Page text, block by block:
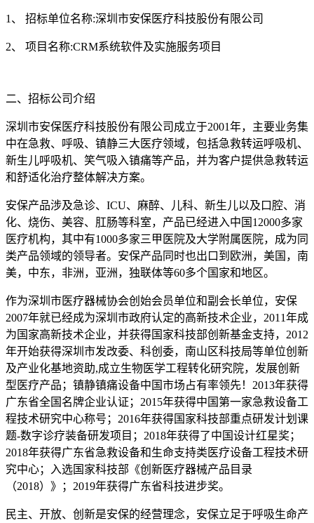
1、 招标单位名称:深圳市安保医疗科技股份有限公司
2、 项目名称:CRM系统软件及实施服务项目
二、招标公司介绍
深圳市安保医疗科技股份有限公司成立于2001年，主要业务集
中在急救、呼吸、镇静三大医疗领域，包括急救转运呼吸机、
新生儿呼吸机、笑气吸入镇痛等产品，并为客户提供急救转运
和舒适化治疗整体解决方案。
安保产品涉及急诊、ICU、麻醉、儿科、新生儿以及口腔、消
化、烧伤、美容、肛肠等科室，产品已经进入中国12000多家
医疗机构，其中有1000多家三甲医院及大学附属医院，成为同
类产品领域的领导者。安保产品同时也出口到欧洲，美国，南
美，中东，非洲，亚洲，独联体等60多个国家和地区。
作为深圳市医疗器械协会创始会员单位和副会长单位，安保
2007年就已经成为深圳市政府认定的高新技术企业，2011年成
为国家高新技术企业，并获得国家科技部创新基金支持，2012
年开始获得深圳市发改委、科创委，南山区科技局等单位创新
及产业化基地资助,成立生物医学工程转化研究院，发展创新
型医疗产品；镇静镇痛设备中国市场占有率领先！2013年获得
广东省全国名牌企业认证；2015年获得中国第一家急救设备工
程技术研究中心称号；2016年获得国家科技部重点研发计划课
题-数字诊疗装备研发项目；2018年获得了中国设计红星奖；
2018年获得广东省急救设备和生命支持类医疗设备工程技术研
究中心；入选国家科技部《创新医疗器械产品目录
（2018）》；2019年获得广东省科技进步奖。
民主、开放、创新是安保的经营理念，安保立足于呼吸生命产